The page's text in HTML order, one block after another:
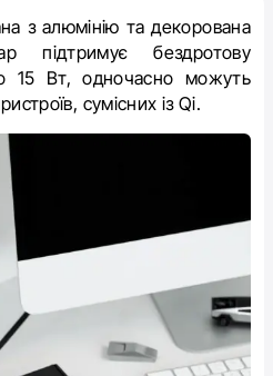
з алюмінію та декорована
підтримує бездротову
15 Вт, одночасно можуть
сумісних із Qi.